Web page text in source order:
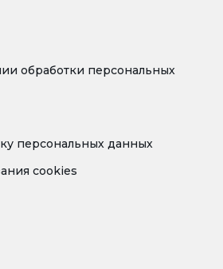
обработки персональных
персональных данных
cookies